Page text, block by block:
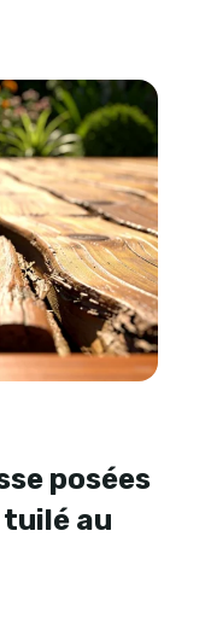
posées
tuilé au